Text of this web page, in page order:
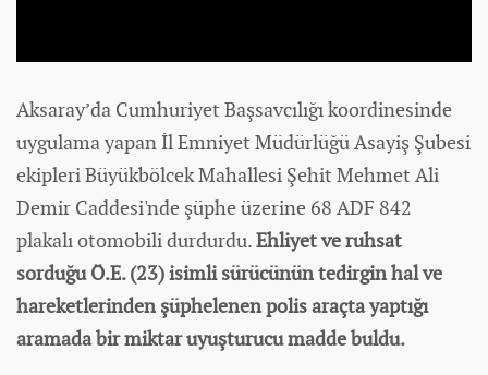
Aksaray’da Cumhuriyet Başsavcılığı koordinesinde
uygulama yapan İl Emniyet Müdürlüğü Asayiş Şubesi
ekipleri Büyükbölcek Mahallesi Şehit Mehmet Ali
Demir Caddesi'nde şüphe üzerine 68 ADF 842
plakalıotomobili durdurdu.Ehliyet ve ruhsat
sorduğu Ö.E. (23) isimli sürücünün tedirgin hal ve
hareketlerinden şüphelenen polis araçta yaptığı
aramada bir miktar uyuşturucu madde buldu.